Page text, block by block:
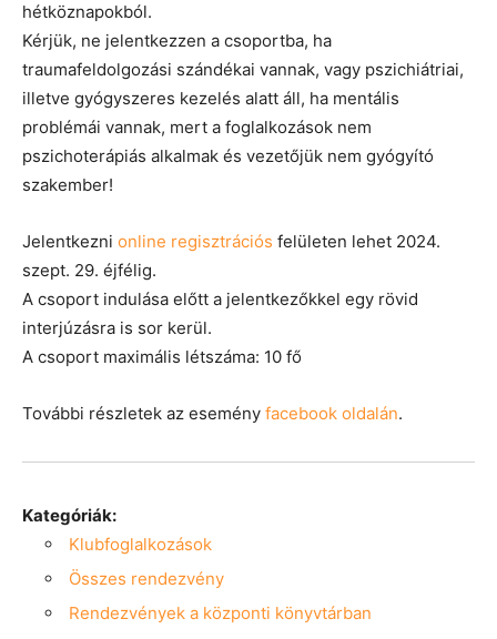
hétköznapokból.
Kérjük, ne jelentkezzen a csoportba, ha
traumafeldolgozási szándékai vannak, vagy pszichiátriai,
illetve gyógyszeres kezelés alatt áll, ha mentális
problémái vannak, mert a foglalkozások nem
pszichoterápiás alkalmak és vezetőjük nem gyógyító
szakember!
Jelentkezni online regisztrációs felületen lehet 2024.
szept. 29. éjfélig.
A csoport indulása előtt a jelentkezőkkel egy rövid
interjúzásra is sor kerül.
A csoport maximális létszáma: 10 fő
További részletek az esemény facebook oldalán.
Kategóriák:
Klubfoglalkozások
Összes rendezvény
Rendezvények a központi könyvtárban